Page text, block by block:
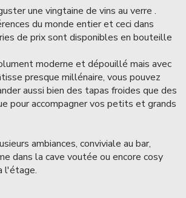
une vingtaine de vins au verre .
du monde entier et ceci dans
de prix sont disponibles en bouteille
moderne et dépouillé mais avec
presque millénaire, vous pouvez
aussi bien des tapas froides que des
pour accompagner vos petits et grands
ambiances, conviviale au bar,
dans la cave voutée ou encore cosy
l'étage.